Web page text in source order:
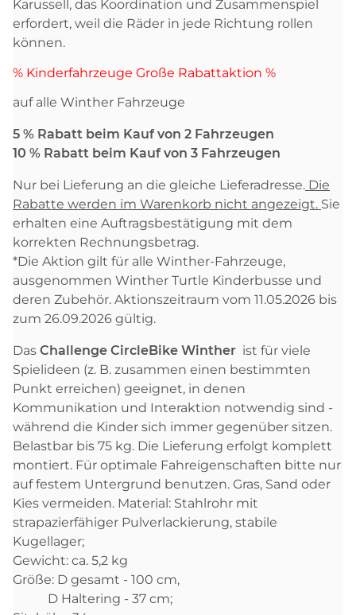
Karussell, das Koordination und Zusammenspiel
erfordert, weil die Räder in jede Richtung rollen
können.
% Kinderfahrzeuge Große Rabattaktion %
auf alle Winther Fahrzeuge
5 % Rabatt beim Kauf von 2 Fahrzeugen
10 % Rabatt beim Kauf von 3 Fahrzeugen
Nur bei Lieferung an die gleiche Lieferadresse. Die
Rabatte werden im Warenkorb nicht angezeigt. Sie
erhalten eine Auftragsbestätigung mit dem
korrekten Rechnungsbetrag.
*Die Aktion gilt für alle Winther-Fahrzeuge,
ausgenommen Winther Turtle Kinderbusse und
deren Zubehör. Aktionszeitraum vom 11.05.2026 bis
zum 26.09.2026 gültig.
Das Challenge CircleBike Winther ist für viele
Spielideen (z. B. zusammen einen bestimmten
Punkt erreichen) geeignet, in denen
Kommunikation und Interaktion notwendig sind -
während die Kinder sich immer gegenüber sitzen.
Belastbar bis 75 kg. Die Lieferung erfolgt komplett
montiert. Für optimale Fahreigenschaften bitte nur
auf festem Untergrund benutzen. Gras, Sand oder
Kies vermeiden. Material: Stahlrohr mit
strapazierfähiger Pulverlackierung, stabile
Kugellager;
Gewicht: ca. 5,2 kg
Größe: D gesamt - 100 cm,
D Haltering - 37 cm;